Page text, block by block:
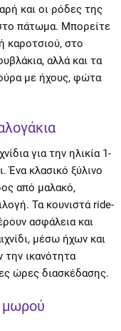
και οι ρόδες της
πάτωμα. Μπορείτε
καροτσιού, στο
αλλά και τα
με ήχους, φώτα
για την ηλικία 1-
Ένα κλασικό ξύλινο
από μαλακό,
Τα κουνιστά ride-
ασφάλεια και
μέσω ήχων και
ικανότητα
ώρες διασκέδασης.
μωρού